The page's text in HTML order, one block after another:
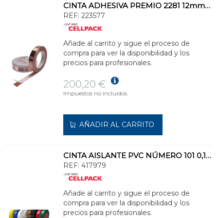
CINTA ADHESIVA PREMIO 2281 12mmx33m 0,06mm COBRE
REF: 223577
Añade al carrito y sigue el proceso de
compra para ver la disponibilidad y los
precios para profesionales.
200,20 €
Impuestos no incluidos.
AÑADIR AL CARRITO
CINTA AISLANTE PVC NÚMERO 101 0,15mm 19x10 ROJO
REF: 417979
Añade al carrito y sigue el proceso de
compra para ver la disponibilidad y los
precios para profesionales.